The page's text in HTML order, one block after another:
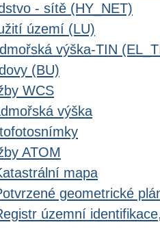
- sítě (HY_NET)
území (LU)
výška-TIN
(BU)
WCS
výška
ATOM
mapa
geometrické
územní